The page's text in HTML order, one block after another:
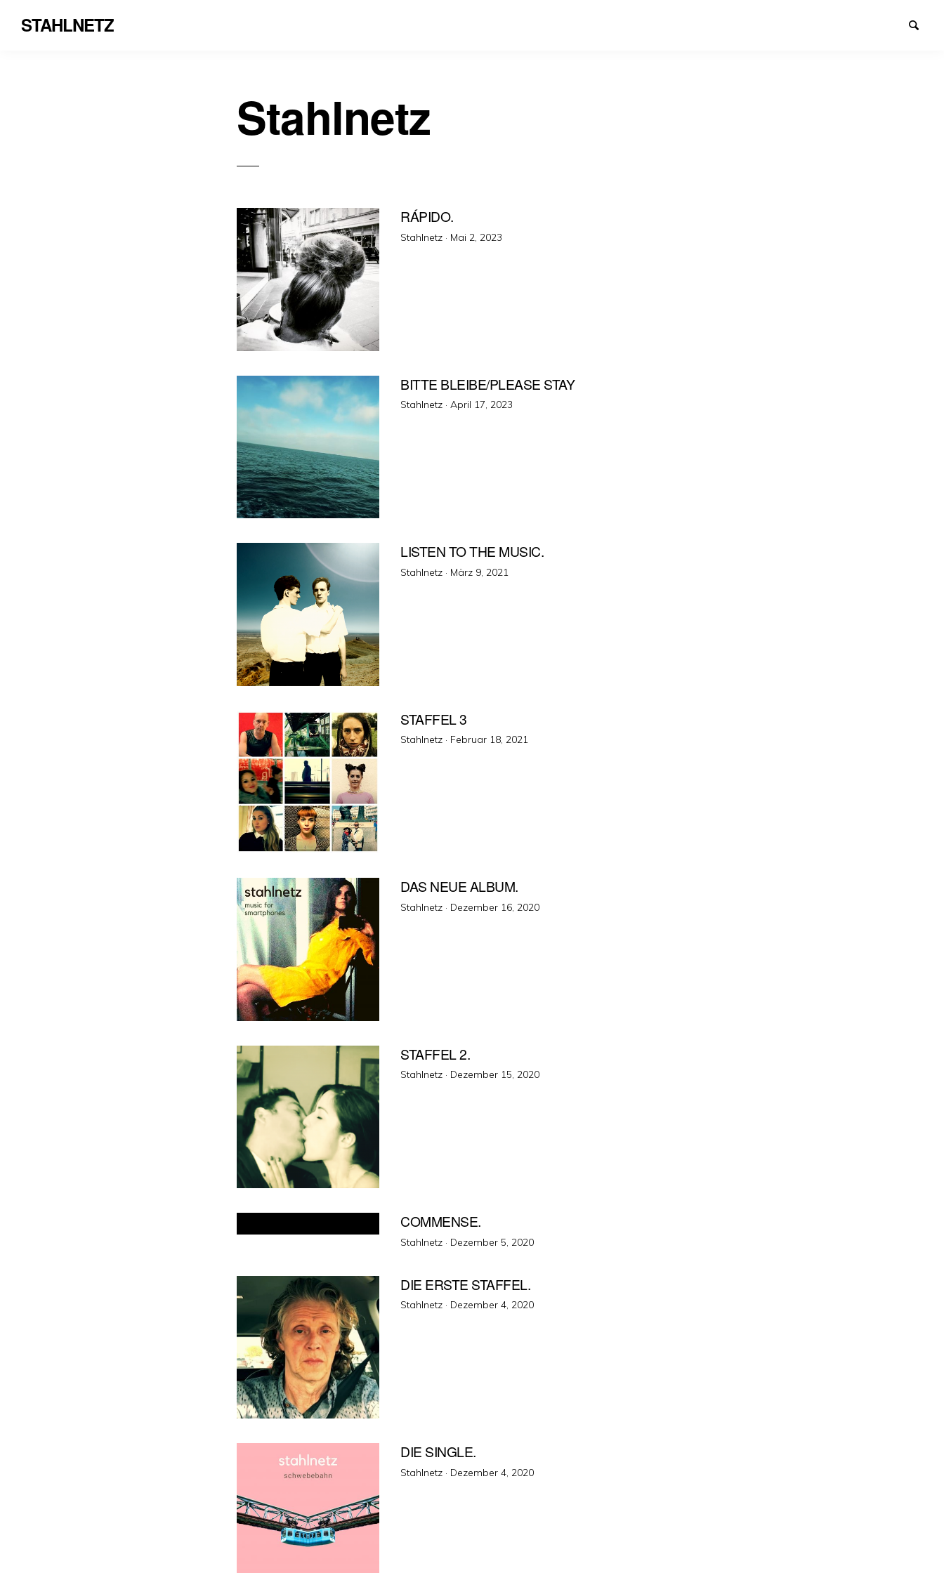
STAHLNETZ
Stahlnetz
RÁPIDO.
Stahlnetz · Veröffentlicht
Mai 2, 2023
BITTE BLEIBE/PLEASE STAY
Stahlnetz ·Veröffentlicht
April 17, 2023
LISTEN TO THE MUSIC.
Stahlnetz · Veröffentlicht
März 9, 2021
STAFFEL 3
Stahlnetz · Veröffentlicht
Februar 18, 2021
DAS NEUE ALBUM.
Stahlnetz · Veröffentlicht
Dezember 16, 2020
STAFFEL 2.
Stahlnetz · Veröffentlicht
Dezember 15, 2020
COMMENSE.
Stahlnetz · Veröffentlicht
Dezember 5, 2020
DIE ERSTE STAFFEL.
Stahlnetz · Veröffentlicht
Dezember 4, 2020
DIE SINGLE.
Stahlnetz · Veröffentlicht
Dezember 4, 2020